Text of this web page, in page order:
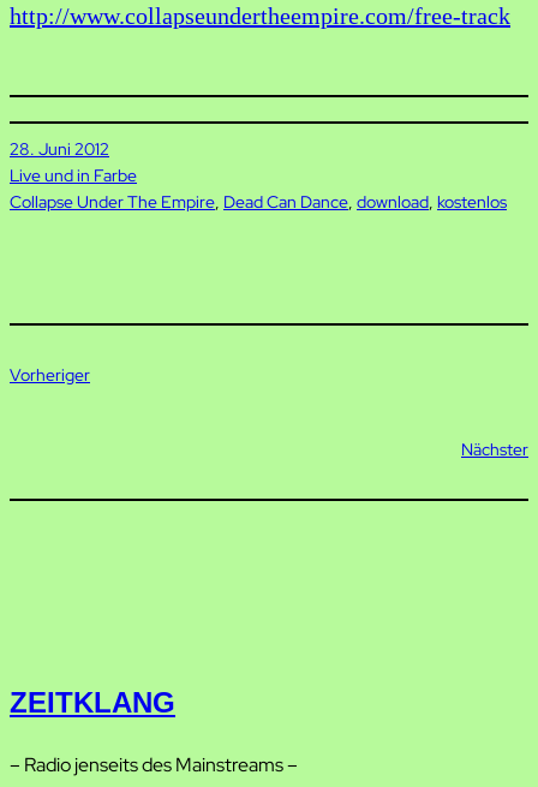
http://www.collapseundertheempire.com/free-track
28. Juni 2012
Live und in Farbe
Collapse Under The Empire, Dead Can Dance, download, kostenlos
Vorheriger
Nächster
ZEITKLANG
– Radio jenseits des Mainstreams –